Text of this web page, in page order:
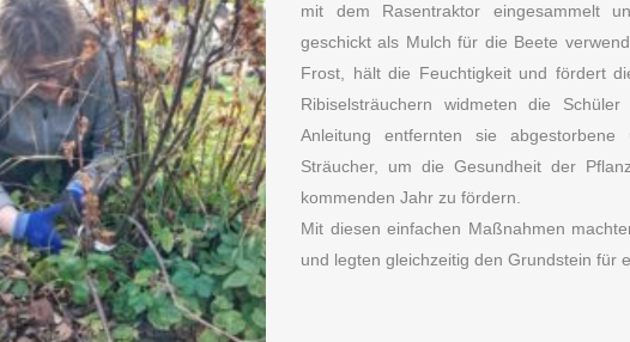
mit dem Rasentraktor eingesammelt
geschickt als Mulch für die Beete
Frost, hält die Feuchtigkeit und fördert
Ribiselsträuchern widmeten die
Anleitung entfernten sie
Sträucher, um die Gesundheit der
kommenden Jahr zu fördern.
Mit diesen einfachen Maßnahmen
und legten gleichzeitig den Grundstein für